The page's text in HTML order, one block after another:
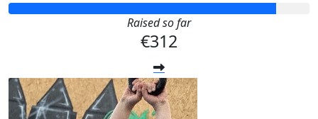
Raised so far
€312